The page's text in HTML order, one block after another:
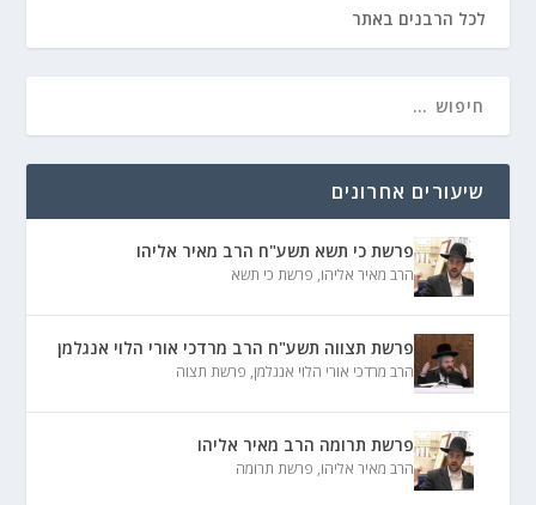
לכל הרבנים באתר
שיעורים אחרונים
פרשת כי תשא תשע"ח הרב מאיר אליהו
הרב מאיר אליהו, פרשת כי תשא
פרשת תצווה תשע"ח הרב מרדכי אורי הלוי אנגלמן
הרב מרדכי אורי הלוי אנגלמן, פרשת תצוה
פרשת תרומה הרב מאיר אליהו
הרב מאיר אליהו, פרשת תרומה